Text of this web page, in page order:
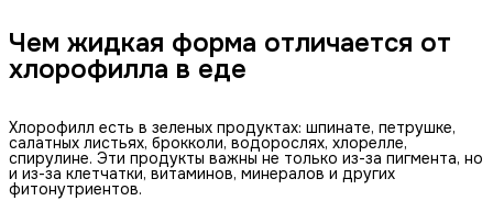
Чем жидкая форма отличается от
хлорофилла в еде
Хлорофилл есть в зеленых продуктах: шпинате, петрушке,
салатных листьях, брокколи, водорослях, хлорелле,
спирулине. Эти продукты важны не только из-за пигмента, но
и из-за клетчатки, витаминов, минералов и других
фитонутриентов.